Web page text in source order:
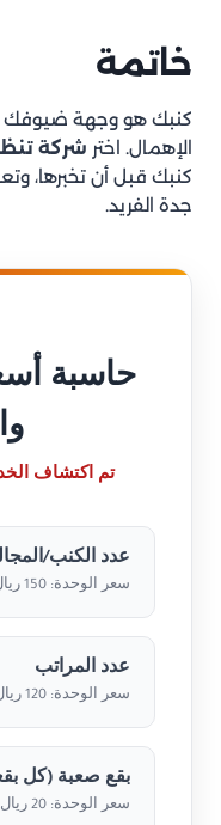
خاتمة
كنبك هو وجهة ضيوفك
الإهمال. اختر شركة
كنبك قبل أن تخبرها،
جدة الفريد.
حاسبة
تم اكتشاف
عدد الكنب/
سعر الوحدة: 150 ريال
عدد المراتب
سعر الوحدة: 120 ريال
بقع صعبة (كل
سعر الوحدة: 20 ريال